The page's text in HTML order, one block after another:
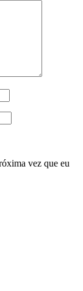
vez que eu